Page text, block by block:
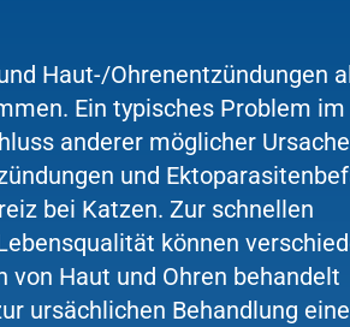
Haut-/Ohrenentzündungen
Ein typisches Problem
anderer möglicher
und
bei Katzen. Zur schnellen
können
von Haut und Ohren behandelt
ursächlichen Behandlung